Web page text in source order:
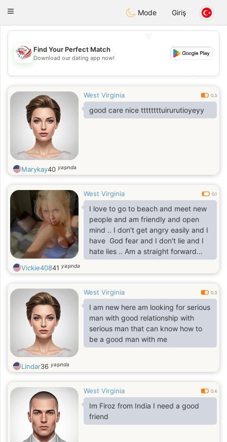
Dating
Toggle
Mode Giriş
💖
💕
Find Your Perfect Match
Download our dating app now!
West Virginia 0.3
good care nice ttttttttuirurutioyeyy
Marykay40 yaşında
West Virginia 0.1
I love to go to beach and meet new
people and am friendly and open
mind .. I don't get angry easily and I
have God fear and I don't lie and I
hate lies .. Am a straight forward
person and I love to eat Mexican
food and I love to cook too
Vickie40841 yaşında
West Virginia 0.3
I am new here am looking for serious
man with good relationship with
serious man that can know how to
be a good man with me
Lindar36 yaşında
West Virginia 0.4
Im Firoz from India I need a good
friend